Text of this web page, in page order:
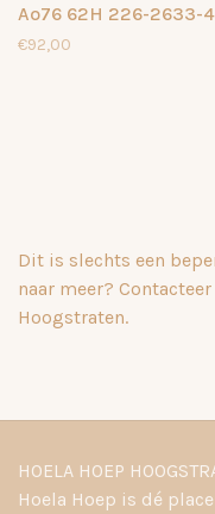
Ao76 62H 226-2633-
€92,00
Dit is slechts een
naar meer?
Hoogstraten.
HOELA HOEP
Hoela Hoep is dé